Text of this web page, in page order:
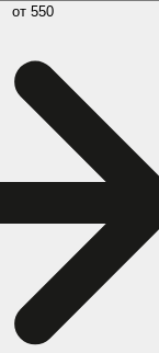
от 550